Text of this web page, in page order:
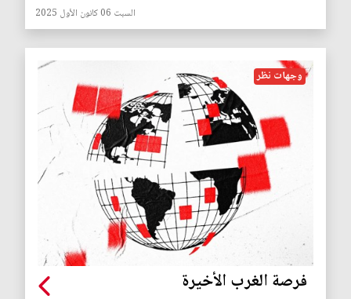
السبت 06 كانون الأول 2025
وجهات نظر
فرصة الغرب الأخيرة